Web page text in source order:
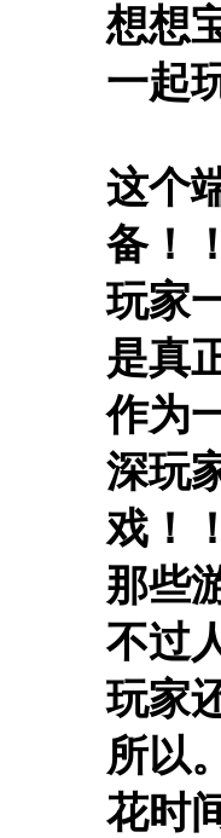
想想
一起
这个
备！
玩家
是真
作为
深玩
戏！！
那些
不过
玩家
所以
花时